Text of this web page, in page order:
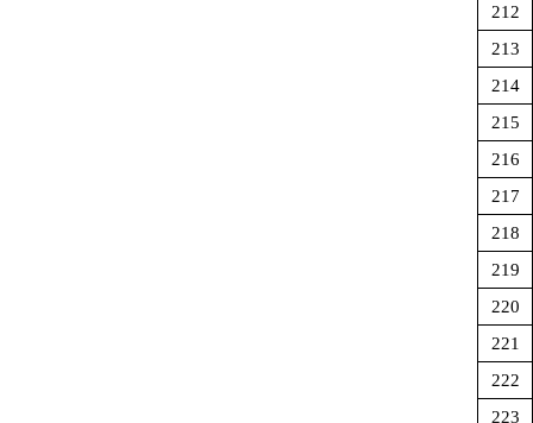
212
213
214
215
216
217
218
219
220
221
222
223